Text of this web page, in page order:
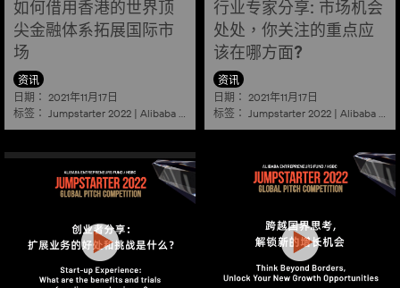
如何借用香港的世界顶
尖金融体系拓展国际市
场
资讯
日期： 2021年11月17日
标签： Jumpstarter 2022 | Alibaba Startup
行业专家分享: 市场机会
处处，你关注的重点应
该在哪方面?
资讯
日期： 2021年11月17日
标签： Jumpstarter 2022 | Alibaba